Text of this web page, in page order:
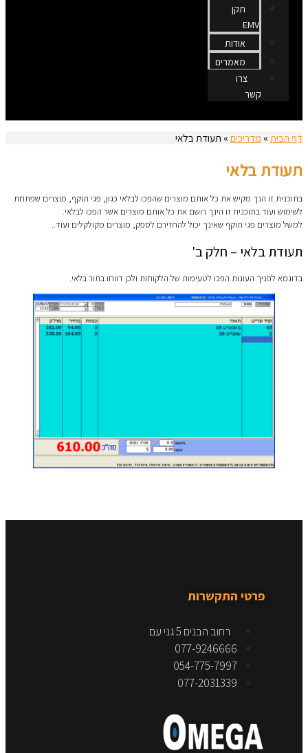
תקן
EMV
אודות
מאמרים
צרו
קשר
דף הבית » מדריכים » תעודת בלאי
תעודת בלאי
בתוכנית זו הנך מקיש את כל אותם מוצרים שהפכו לבלאי כגון, פגי תוקף, מוצרים שפתחת
לשימוש ועוד.בתוכנית זו הינך רושם את כל אותם מוצרים אשר הפכו לבלאי.
למשל מוצרים פגי תוקף שאינך יכול להחזירם לספק, מוצרים מקולקלים ועוד..
תעודת בלאי – חלק ב'
בדוגמא לפניך העוגות הפכו לטעימות של הלקוחות ולכן דווחו בתור בלאי.
פרטי התקשרות
רחוב הבנים 5 גני עם
077-9246666
054-775-7997
077-2031339